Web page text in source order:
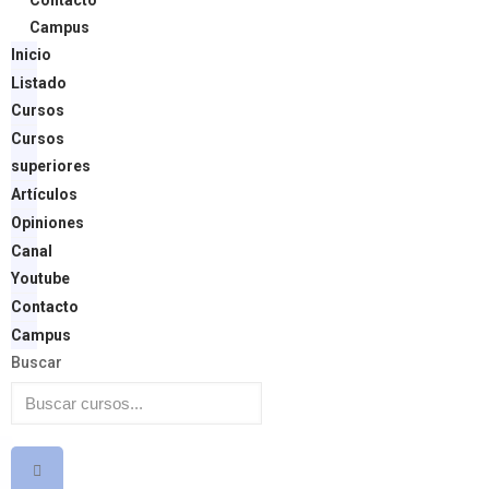
Campus
Inicio
Listado
Cursos
Cursos
superiores
Artículos
Opiniones
Canal
Youtube
Contacto
Campus
Buscar